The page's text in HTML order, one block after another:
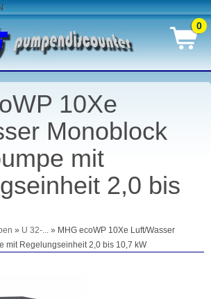
0
10Xe
Monoblock
mit
2,0 bis
» U 32-... » MHG ecoWP 10Xe Luft/Wasser
mit Regelungseinheit 2,0 bis 10,7 kW